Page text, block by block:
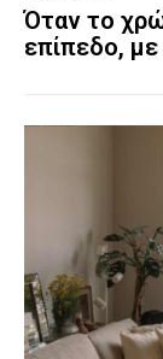
Όταν το
επίπεδο,